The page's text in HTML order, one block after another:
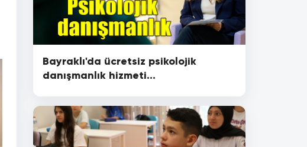
Bayraklı'da ücretsiz psikolojik
danışmanlık hizmeti...